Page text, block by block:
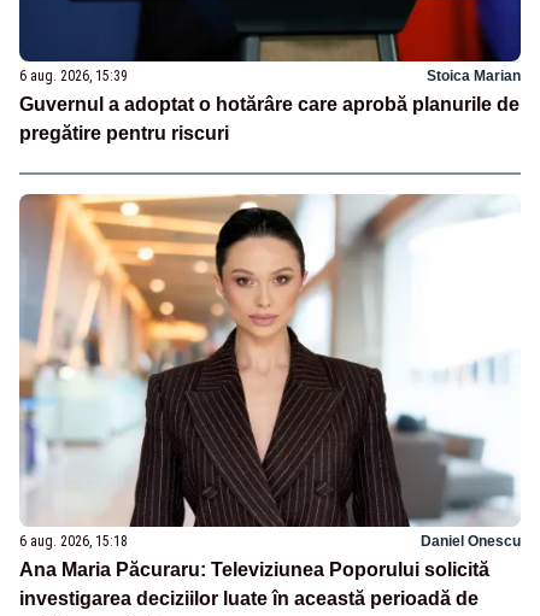
6 aug. 2026, 15:39 Stoica Marian
Guvernul a adoptat o hotărâre care aprobă planurile de
pregătire pentru riscuri
6 aug. 2026, 15:18 Daniel Onescu
Ana Maria Păcuraru: Televiziunea Poporului solicită
investigarea deciziilor luate în această perioadă de